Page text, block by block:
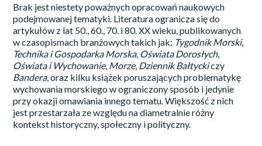
Brak jest niestety poważnych opracowań naukowych
podejmowanej tematyki. Literatura ogranicza się do
artykułów z lat 50., 60., 70. i 80. XX wieku, publikowanych
w czasopismach branżowych takich jak: Tygodnik Morski,
Technika i Gospodarka Morska, Oświata Dorosłych,
Oświata i Wychowanie, Morze, Dziennik Bałtyckiczy
Bandera, oraz kilku książek poruszających problematykę
wychowania morskiego w ograniczony sposób i jedynie
przy okazji omawiania innego tematu. Większość z nich
jest przestarzała ze względu na diametralnie różny
kontekst historyczny, społeczny i polityczny.